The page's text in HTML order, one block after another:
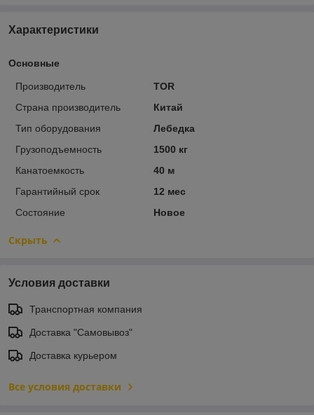
Характеристики
Основные
Производитель
TOR
Страна производитель
Китай
Тип оборудования
Лебедка
Грузоподъемность
1500 кг
Канатоемкость
40 м
Гарантийный срок
12 мес
Состояние
Новое
Скрыть
Условия доставки
Транспортная компания
Доставка "Самовывоз"
Доставка курьером
Все условия доставки